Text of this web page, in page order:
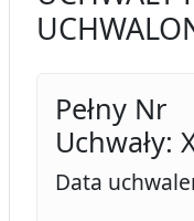
Pełny Nr
Uchwały:
Data